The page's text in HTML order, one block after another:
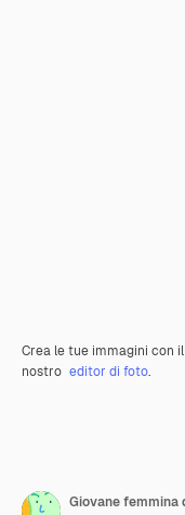
Crea le tue immagini con il
nostro editor di foto.